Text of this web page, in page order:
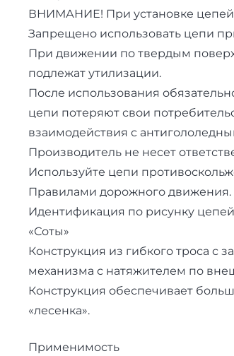
ВНИМАНИЕ! При установке цепей
Запрещено использовать цепи
При движении по твердым
подлежат утилизации.
После использования
цепи потеряют свои
взаимодействия с
Производитель не несет
Используйте цепи
Правилами дорожного движения.
Идентификация по рисунку
«Соты»
Конструкция из гибкого троса
механизма с натяжителем по
Конструкция обеспечивает
«лесенка».
Применимость